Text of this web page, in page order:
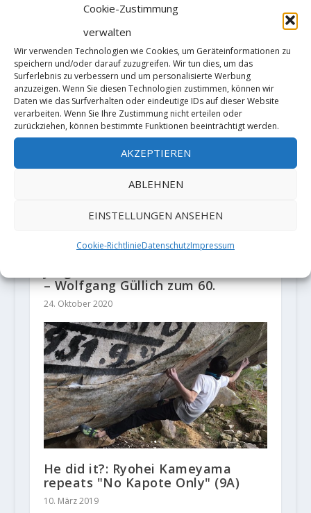
Cookie-Zustimmung
verwalten
Wir verwenden Technologien wie Cookies, um Geräteinformationen zu
speichern und/oder darauf zuzugreifen. Wir tun dies, um das
Surferlebnis zu verbessern und um personalisierte Werbung
anzuzeigen. Wenn Sie diesen Technologien zustimmen, können wir
Daten wie das Surfverhalten oder eindeutige IDs auf dieser Website
verarbeiten. Wenn Sie Ihre Zustimmung nicht erteilen oder
zurückziehen, können bestimmte Funktionen beeinträchtigt werden.
AKZEPTIEREN
ABLEHNEN
EINSTELLUNGEN ANSEHEN
Cookie-RichtlinieDatenschutzImpressum
Todesfall am Stüdlgrat am
Großglockner: Alpinist wird
schuldig gesprochen
12. März 2026
– Wolfgang Güllich zum 60.
24. Oktober 2020
He did it?: Ryohei Kameyama
repeats "No Kapote Only" (9A)
10. März 2019